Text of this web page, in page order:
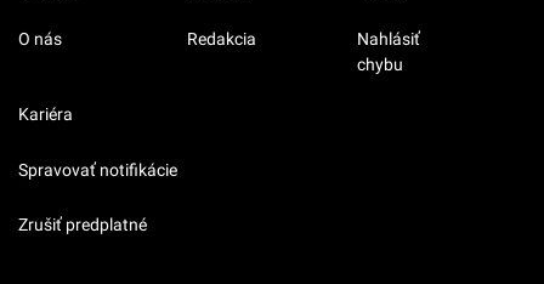
O nás Redakcia
Nahlásiť
chybu
Kariéra
Spravovať notifikácie
Zrušiť predplatné